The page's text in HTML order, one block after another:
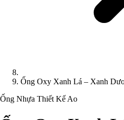
Ống Oxy Xanh Lá – Xanh
Ống Nhựa Thiết Kế Ao